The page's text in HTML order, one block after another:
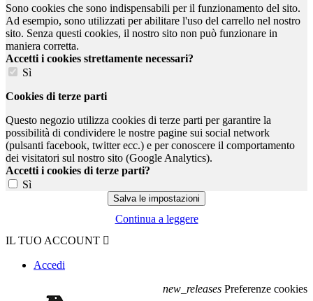
Sono cookies che sono indispensabili per il funzionamento del sito.
Ad esempio, sono utilizzati per abilitare l'uso del carrello nel nostro
sito. Senza questi cookies, il nostro sito non può funzionare in
maniera corretta.
Accetti i cookies strettamente necessari?
Sì
Cookies di terze parti
Questo negozio utilizza cookies di terze parti per garantire la
possibilità di condividere le nostre pagine sui social network
(pulsanti facebook, twitter ecc.) e per conoscere il comportamento
dei visitatori sul nostro sito (Google Analytics).
Accetti i cookies di terze parti?
Sì
Continua a leggere
IL TUO ACCOUNT 
Accedi
new_releases Preferenze cookies